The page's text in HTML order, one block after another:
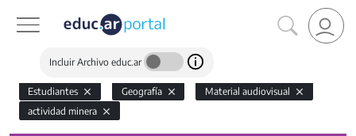
Incluir Archivo educ.ar
Estudiantes Geografía
Material audiovisual
actividad minera